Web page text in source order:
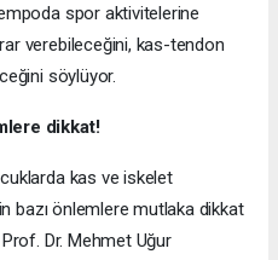
spor aktivitelerine
verebileceğini, kas-tendon
söylüyor.
dikkat!
kas ve iskelet
bazı önlemlere mutlaka dikkat
Dr. Mehmet Uğur